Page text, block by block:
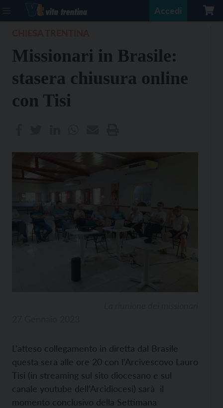
Accedi
Missionari in Brasile:
stasera chiusura online
con Tisi
L’atteso collegamento in diretta dal Brasile
questa sera alle ore 20 con l’Arcivescovo Lauro
Tisi (in streaming sul sito diocesano e sul
canale youtube dell’Arcidiocesi) sarà il
momento conclusivo della Settimana